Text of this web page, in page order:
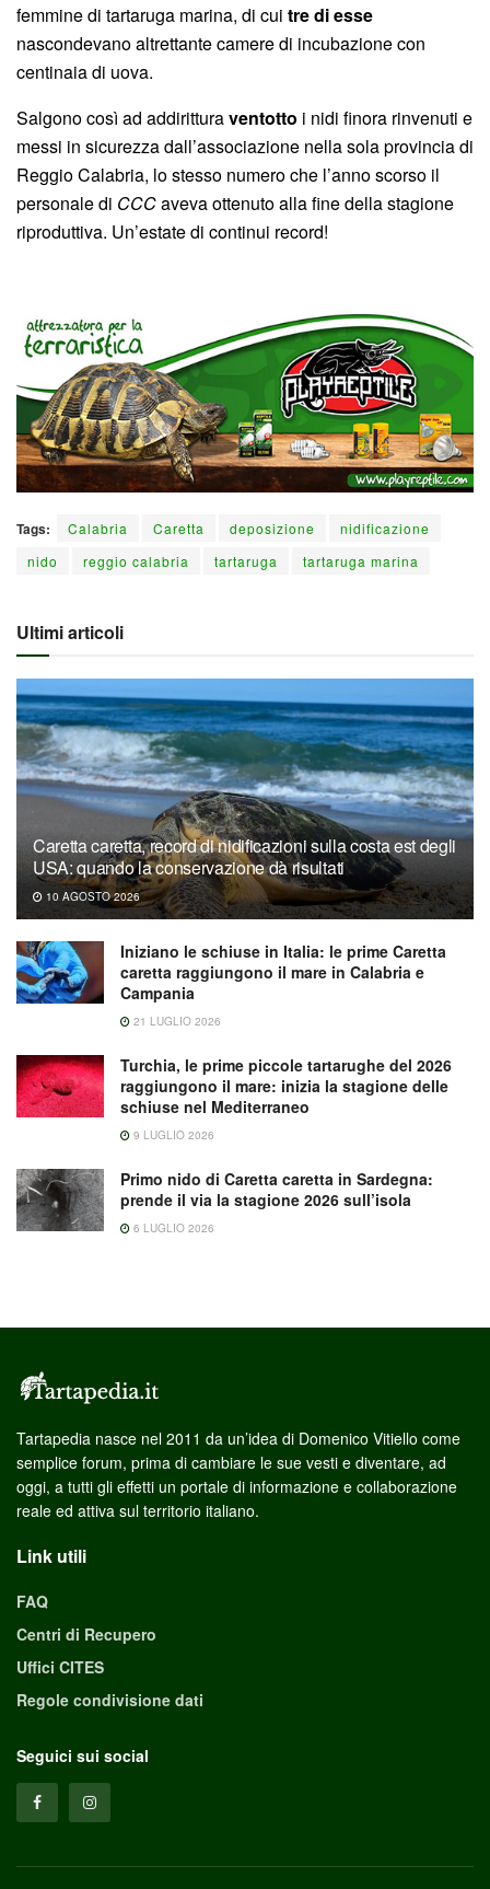
femmine di tartaruga marina, di cui tre di esse
nascondevano altrettante camere di incubazione con
centinaia di uova.
Salgono così ad addiritturaventotto i nidi finora rinvenuti e
messi in sicurezza dall’associazione nella sola provincia di
Reggio Calabria, lo stesso numero che l’anno scorso il
personale di CCCaveva ottenuto alla fine della stagione
riproduttiva. Un’estate di continui record!
Tags: Calabria Caretta deposizione
nidificazione
nido
reggio calabria tartaruga tartaruga marina
Ultimi articoli
Caretta caretta, record di nidificazioni sulla costa est degli
USA: quando la conservazione dà risultati
10 AGOSTO 2026
Iniziano le schiuse in Italia: le prime Caretta
caretta raggiungono il mare in Calabria e
Campania
21 LUGLIO 2026
Turchia, le prime piccole tartarughe del 2026
raggiungono il mare: inizia la stagione delle
schiuse nel Mediterraneo
9 LUGLIO 2026
Primo nido di Caretta caretta in Sardegna:
prende il via la stagione 2026 sull’isola
6 LUGLIO 2026
Tartapedia nasce nel 2011 da un’idea di Domenico Vitiello come
semplice forum, prima di cambiare le sue vesti e diventare, ad
oggi, a tutti gli effetti un portale di informazione e collaborazione
reale ed attiva sul territorio italiano.
Link utili
FAQ
Centri di Recupero
Uffici CITES
Regole condivisione dati
Seguici sui social